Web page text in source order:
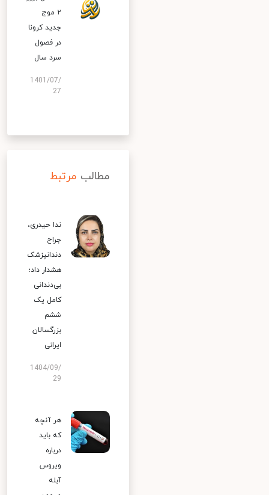
۲ موج
جدید کرونا
در فصول
سرد سال
1401/07/
27
مطالب مرتبط
ندا حیدری،
جراح
دندانپزشک
هشدار داد؛
بی‌دندانی
کامل یک
ششم
بزرگسالان
ایرانی
1404/09/
29
هر آنچه
که باید
درباره
ویروس
آبله